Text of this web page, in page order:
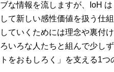
ブな情報を流しますが、IoH
して新しい感性価値を扱う仕
していくためには理念や裏付
ろいろな人たちと組んで少し
トをおもしろく」を支える1